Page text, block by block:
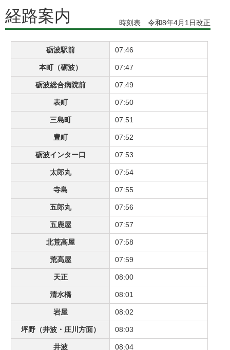
経路案内 時刻表 令和8年4月1日改正
砺波駅前 07:46
本町（砺波） 07:47
砺波総合病院前 07:49
表町 07:50
三島町 07:51
豊町 07:52
砺波インター口 07:53
太郎丸 07:54
寺島 07:55
五郎丸 07:56
五鹿屋 07:57
北荒高屋 07:58
荒高屋 07:59
天正 08:00
清水橋 08:01
岩屋 08:02
坪野（井波・庄川方面） 08:03
井波 08:04